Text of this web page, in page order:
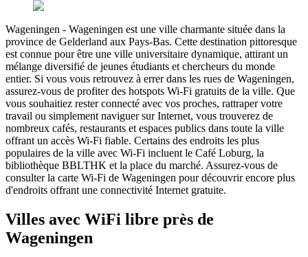
Wageningen - Wageningen est une ville charmante située dans la
province de Gelderland aux Pays-Bas. Cette destination pittoresque
est connue pour être une ville universitaire dynamique, attirant un
mélange diversifié de jeunes étudiants et chercheurs du monde
entier. Si vous vous retrouvez à errer dans les rues de Wageningen,
assurez-vous de profiter des hotspots Wi-Fi gratuits de la ville. Que
vous souhaitiez rester connecté avec vos proches, rattraper votre
travail ou simplement naviguer sur Internet, vous trouverez de
nombreux cafés, restaurants et espaces publics dans toute la ville
offrant un accès Wi-Fi fiable. Certains des endroits les plus
populaires de la ville avec Wi-Fi incluent le Café Loburg, la
bibliothèque BBLTHK et la place du marché. Assurez-vous de
consulter la carte Wi-Fi de Wageningen pour découvrir encore plus
d'endroits offrant une connectivité Internet gratuite.
Villes avec WiFi libre près de
Wageningen